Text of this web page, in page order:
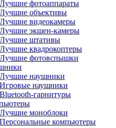
Лучшие фотоаппараты
Лучшие объективы
Лучшие видеокамеры
Лучшие экшен-камеры
Лучшие штативы
Лучшие квадрокоптеры
Лучшие фотовспышки
Лучшие наушники
Игровые наушники
Bluetooth-гарнитуры
Лучшие моноблоки
Персональные компьютеры